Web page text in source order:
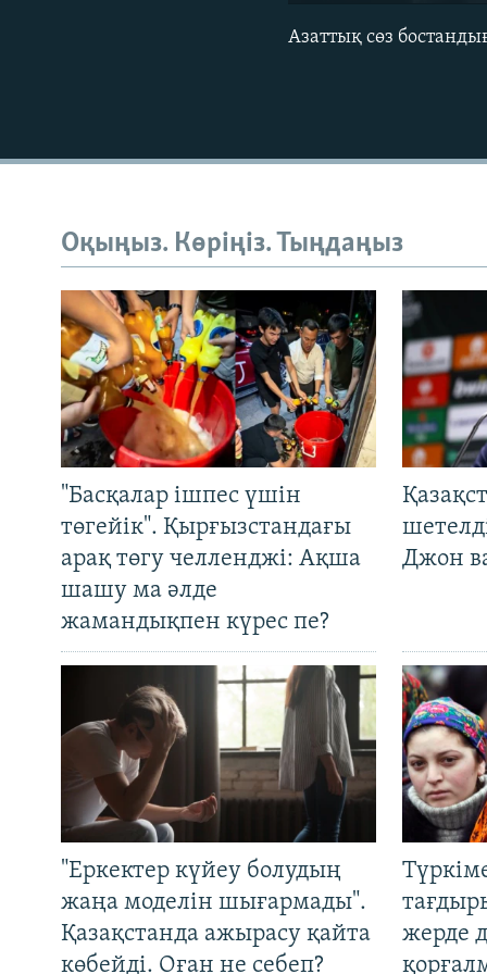
Азаттық сөз
Оқыңыз. Көріңіз. Тыңдаңыз
"Басқалар ішпес үшін
төгейік". Қырғызстандағы
арақ төгу челленджі: Ақша
шашу ма әлде
жамандықпен күрес пе?
Джон
"Еркектер күйеу болудың
жаңа моделін шығармады".
Қазақстанда ажырасу қайта
көбейді. Оған не себеп?
жерде